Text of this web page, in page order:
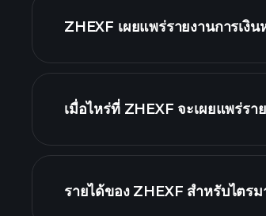
ZHEXF เผยแพร่รายงานการเงิน
ZHEXF
เมื่อไหร่ที่ ZHEXF จะเผยแพร่ร
รายได้ของ ZHEXF สำหรับไตร